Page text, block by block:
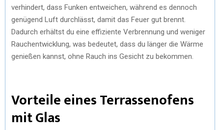
verhindert, dass Funken entweichen, während es dennoch
genügend Luft durchlässt, damit das Feuer gut brennt.
Dadurch erhältst du eine effiziente Verbrennung und weniger
Rauchentwicklung, was bedeutet, dass du länger die Wärme
genießen kannst, ohne Rauch ins Gesicht zu bekommen.
Vorteile eines Terrassenofens
mit Glas